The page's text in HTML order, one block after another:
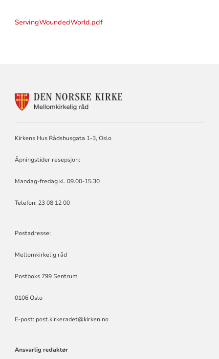
ServingWoundedWorld.pdf
KONTAKTINFORMASJON
Kirkens Hus Rådshusgata 1-3, Oslo
Åpningstider resepsjon:
Mandag-fredag kl. 09.00-15.30
Telefon: 23 08 12 00
Postadresse:
Mellomkirkelig råd
Postboks 799 Sentrum
0106 Oslo
E-post: post.kirkeradet@kirken.no
Ansvarlig redaktør